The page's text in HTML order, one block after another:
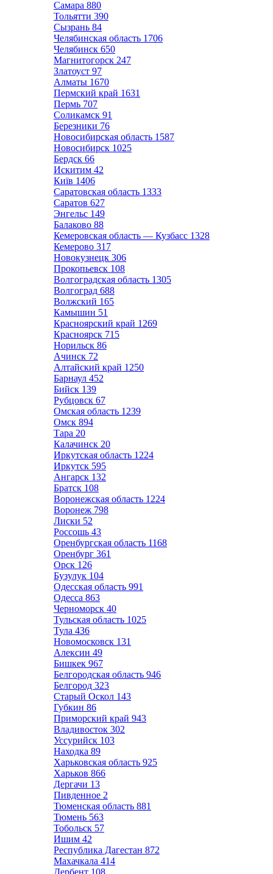
Самара 880
Тольятти 390
Сызрань 84
Челябинская область 1706
Челябинск 650
Магнитогорск 247
Златоуст 97
Алматы 1670
Пермский край 1631
Пермь 707
Соликамск 91
Березники 76
Новосибирская область 1587
Новосибирск 1025
Бердск 66
Искитим 42
Київ 1406
Саратовская область 1333
Саратов 627
Энгельс 149
Балаково 88
Кемеровская область — Кузбасс 1328
Кемерово 317
Новокузнецк 306
Прокопьевск 108
Волгоградская область 1305
Волгоград 688
Волжский 165
Камышин 51
Красноярский край 1269
Красноярск 715
Норильск 86
Ачинск 72
Алтайский край 1250
Барнаул 452
Бийск 139
Рубцовск 67
Омская область 1239
Омск 894
Тара 20
Калачинск 20
Иркутская область 1224
Иркутск 595
Ангарск 132
Братск 108
Воронежская область 1224
Воронеж 798
Лиски 52
Россошь 43
Оренбургская область 1168
Оренбург 361
Орск 126
Бузулук 104
Одесская область 991
Одесса 863
Черноморск 40
Тульская область 1025
Тула 436
Новомосковск 131
Алексин 49
Бишкек 967
Белгородская область 946
Белгород 323
Старый Оскол 143
Губкин 86
Приморский край 943
Владивосток 302
Уссурийск 103
Находка 89
Харьковская область 925
Харьков 866
Дергачи 13
Пивденное 2
Тюменская область 881
Тюмень 563
Тобольск 57
Ишим 42
Республика Дагестан 872
Махачкала 414
Дербент 108